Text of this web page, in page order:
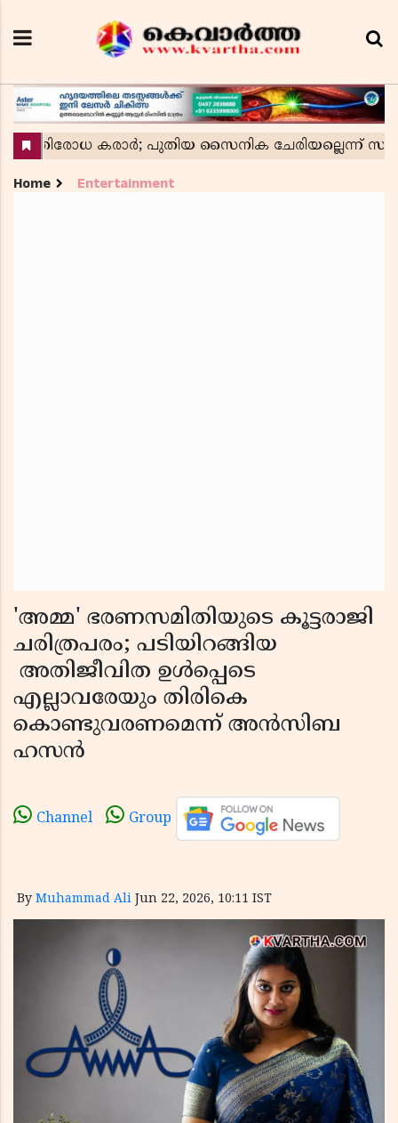
Home Entertainment
'അമ്മ' ഭരണസമിതിയുടെ കൂട്ടരാജി
ചരിത്രപരം; പടിയിറങ്ങിയ
അതിജീവിത ഉൾപ്പെടെ
എല്ലാവരേയും തിരികെ
കൊണ്ടുവരണമെന്ന് അൻസിബ
ഹസൻ
Channel Group
By Muhammad Ali Jun 22, 2026, 10:11 IST